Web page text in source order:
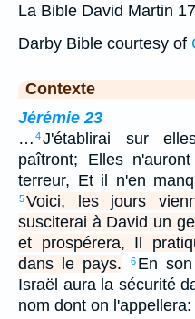
La Bible David Martin
Darby Bible courtesy of
Contexte
Jérémie 23
… 4J'établirai sur
paîtront; Elles
terreur, Et il n'en
5Voici, les jours
susciterai à David un
et prospérera, Il
dans le pays.
6 En
Israël aura la sécurité
nom dont on